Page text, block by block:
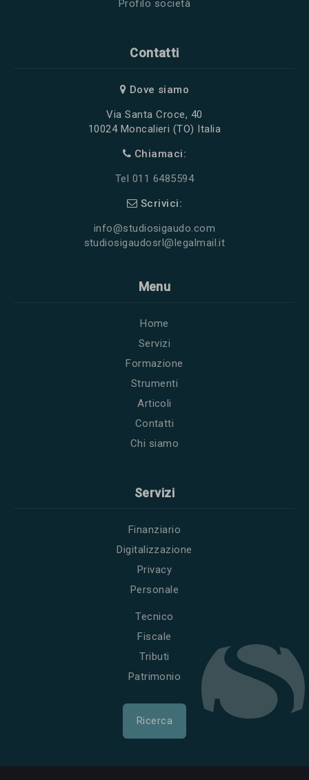
Profilo società
Contatti
Dove siamo
Via Santa Croce, 40
10024 Moncalieri (TO) Italia
Chiamaci:
Tel 011 6485594
Scrivici:
info@studiosigaudo.com
studiosigaudosrl@legalmail.it
Menu
Home
Servizi
Formazione
Strumenti
Articoli
Contatti
Chi siamo
Servizi
Finanziario
Digitalizzazione
Privacy
Personale
Tecnico
Fiscale
Tributi
Patrimonio
Ricerca